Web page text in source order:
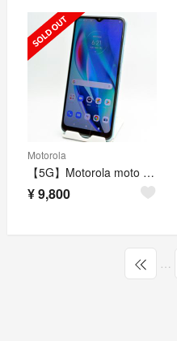
Motorola
【5G】Motorola moto g50 5G テンダーグリーン
¥9,800
…